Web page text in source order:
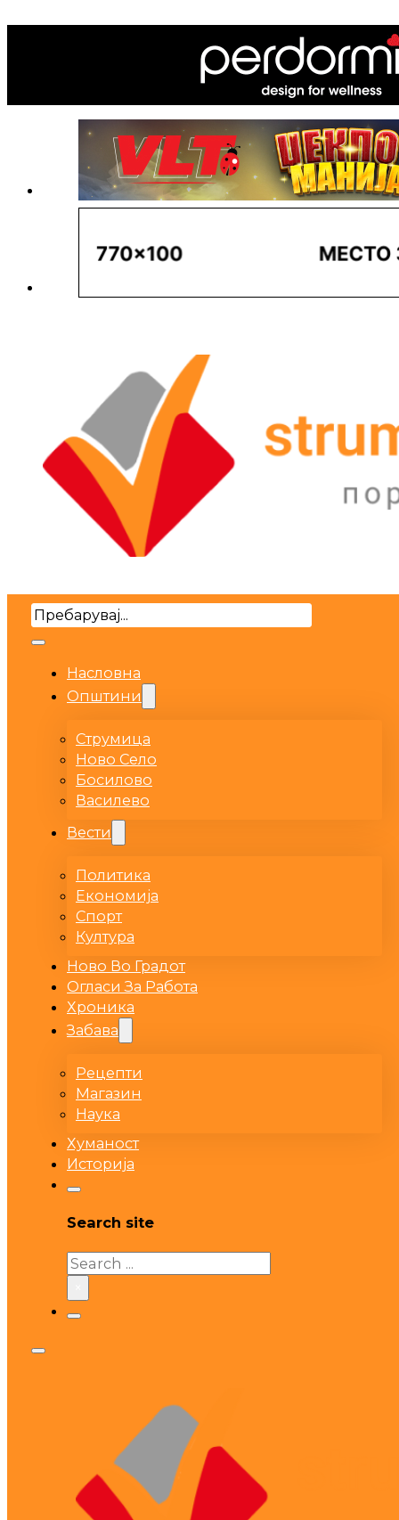
Search
Насловна
Општини
Струмица
Ново Село
Босилово
Василево
Вести
Политика
Економија
Спорт
Култура
Ново Во Градот
Огласи За Работа
Хроника
Забава
Рецепти
Магазин
Наука
Хуманост
Историја
Search site
Search